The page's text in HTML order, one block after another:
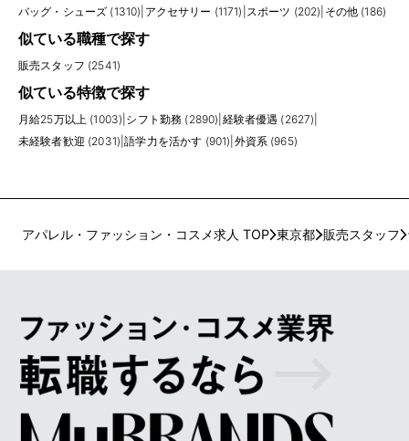
バッグ・シューズ (1310) アクセサリー (1171) スポーツ (202) その他 (186)
似ている職種で探す
販売スタッフ (2541)
似ている特徴で探す
月給25万以上 (1003) シフト勤務 (2890) 経験者優遇 (2627)
未経験者歓迎 (2031) |語学力を活かす (901) 外資系 (965)
アパレル・ファッション・コスメ求人 TOP 東京都 販売スタッフ